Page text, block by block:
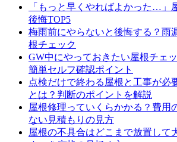
「もっと早くやればよかった…」
後悔TOP5
梅雨前にやらないと後悔する？雨
根チェック
GW中にやっておきたい屋根チェ
簡単セルフ確認ポイント
点検だけで終わる屋根と工事が必
とは？判断のポイントを解説
屋根修理っていくらかかる？費用
ない見積もりの見方
屋根の不具合はどこまで放置して